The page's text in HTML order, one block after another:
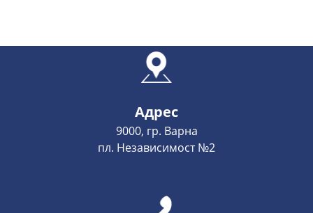
Адрес
9000, гр. Варна
пл. Независимост №2